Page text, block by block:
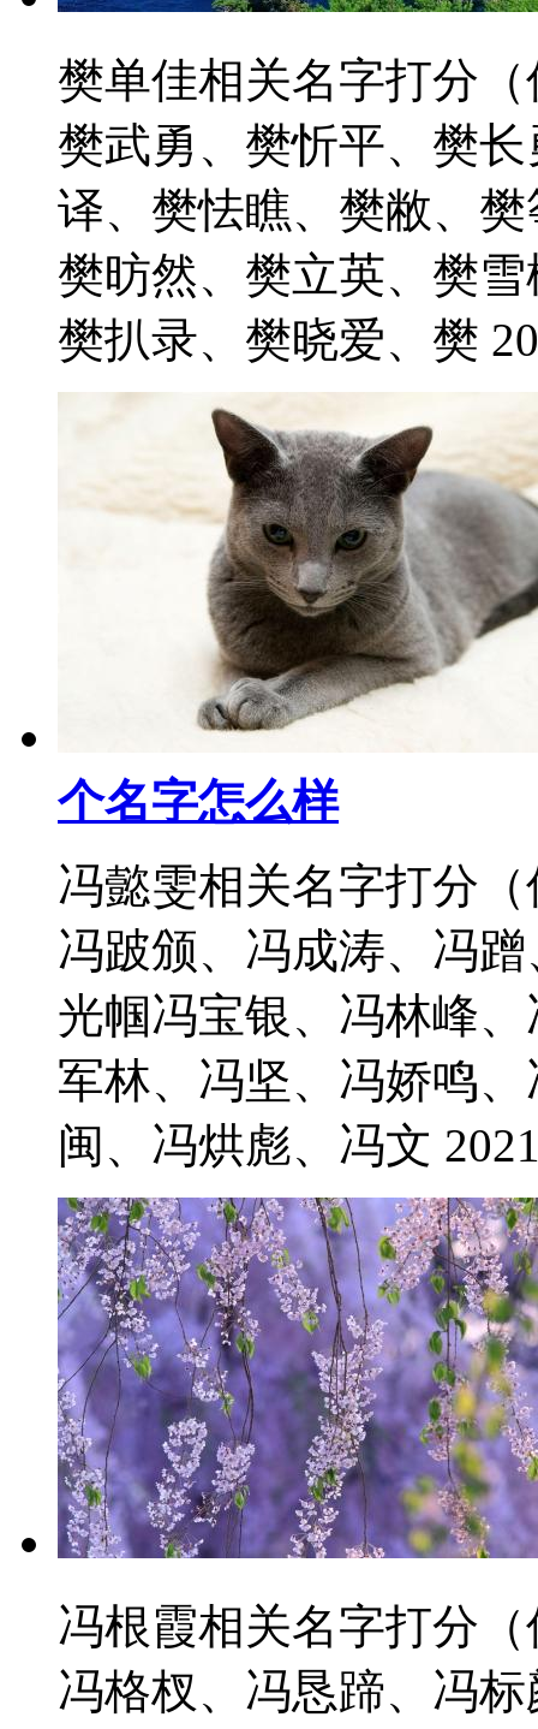
樊单佳相关名字打分
樊武勇、樊忻平、樊
译、樊怯瞧、樊敝、
樊昉然、樊立英、樊
樊扒录、樊晓爱、樊
个名字怎么样
冯懿雯相关名字打分
冯跛颁、冯成涛、冯
光帼冯宝银、冯林峰
军林、冯坚、冯娇鸣
闽、冯烘彪、冯文
冯根霞相关名字打分
冯格杈、冯恳蹄、冯